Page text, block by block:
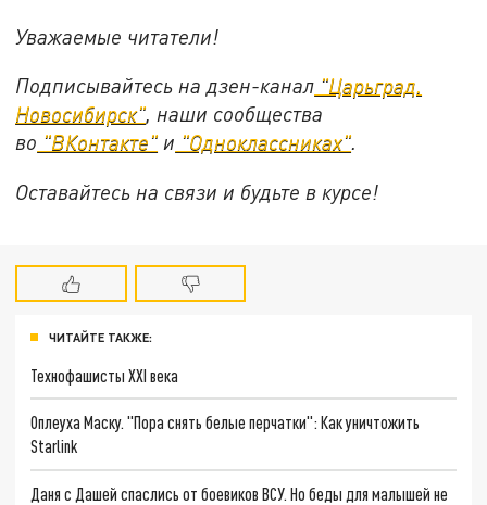
Уважаемые читатели!
Подписывайтесь на дзен-канал "Царьград.
Новосибирск", наши сообщества
во "ВКонтакте" и "Одноклассниках".
Оставайтесь на связи и будьте в курсе!
ЧИТАЙТЕ ТАКЖЕ:
Технофашисты XXI века
Оплеуха Маску. "Пора снять белые перчатки": Как уничтожить
Starlink
Даня с Дашей спаслись от боевиков ВСУ. Но беды для малышей не